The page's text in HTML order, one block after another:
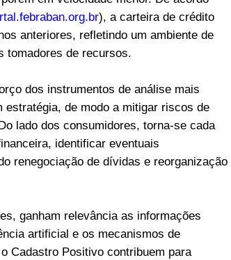
), a carteira de crédito
anteriores, refletindo um ambiente de
tomadores de recursos.
dos instrumentos de análise mais
de modo a mitigar riscos de
lado dos consumidores, torna-se cada
identificar eventuais
renegociação de dívidas e reorganização
ganham relevância as informações
artificial e os mecanismos de
Cadastro Positivo contribuem para